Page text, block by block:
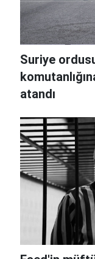
Suriye
atandı